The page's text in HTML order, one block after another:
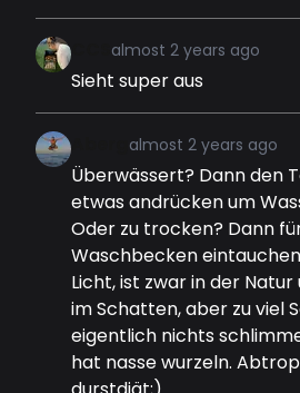
almost 2 years ago
Sieht super aus
almost 2 years ago
Überwässert? Dann den
etwas andrücken um
Oder zu trocken? Dann
Waschbecken
Licht, ist zwar in der
im Schatten, aber zu viel
eigentlich nichts
hat nasse wurzeln.